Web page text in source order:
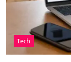
Tech